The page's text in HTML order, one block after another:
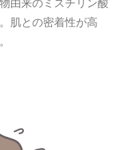
肌との密着性が高